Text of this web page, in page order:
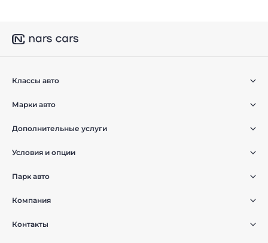
Классы авто
Марки авто
Дополнительные услуги
Условия и опции
Парк авто
Компания
Контакты